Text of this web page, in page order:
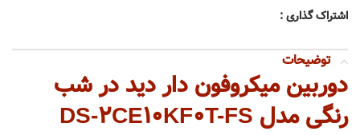
اشتراک گذاری :
توضیحات
دوربین میکروفون دار دید در شب
رنگی مدل DS-2CE10KF0T-FS